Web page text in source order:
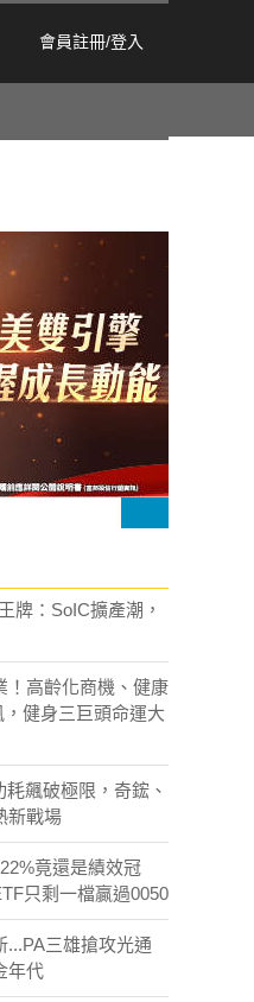
會員註冊/登入
牌：SoIC擴產潮，
！高齡化商機、健康
健身三巨頭命運大
飆破極限，奇鋐、
新戰場
竟還是績效冠
只剩一檔贏過0050
...PA三雄搶攻光通
年代